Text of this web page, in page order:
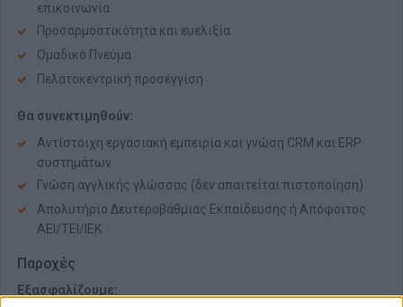
επικοινωνία
Προσαρμοστικότητα και ευελιξία
Ομαδικό Πνεύμα
Πελατοκεντρική προσέγγιση
Θα συνεκτιμηθούν:
Αντίστοιχη εργασιακή εμπειρία και γνώση CRM και ERP
συστημάτων
Γνώση αγγλικής γλώσσας (δεν απαιτείται πιστοποίηση)
Απολυτήριο Δευτεροβάθμιας Εκπαίδευσης ή Απόφοιτος
ΑΕΙ/ΤΕΙ/ΙΕΚ
Παροχές
Εξασφαλίζουμε: